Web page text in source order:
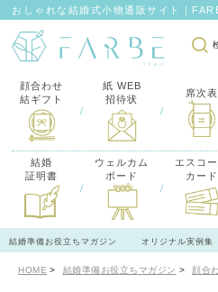
おしゃれな結婚式小物通販サイト｜
顔合わせ
結ギフト
/
紙 WEB
招待状
/
席次表
結婚
証明書
/
ウェルカム
ボード
/
エスコー
カード
結婚準備お役立ちマガジン オリジナル実例集
HOME 結婚準備お役立ちマガジン 顔合